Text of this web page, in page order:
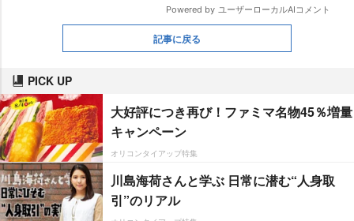
記事に戻る
PICK UP
大好評につき再び！ファミマ名物45％増量
キャンペーン
オリコンタイアップ特集
川島海荷さんと学ぶ 日常に潜む“人身取
引”のリアル